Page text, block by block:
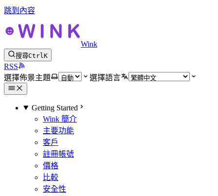
跳到內容
Wink
搜尋CtrlK
RSS
選擇佈景主題
選擇語言
Getting Started
Wink 簡介
主要功能
客戶
註冊帳號
價格
比較
安全性